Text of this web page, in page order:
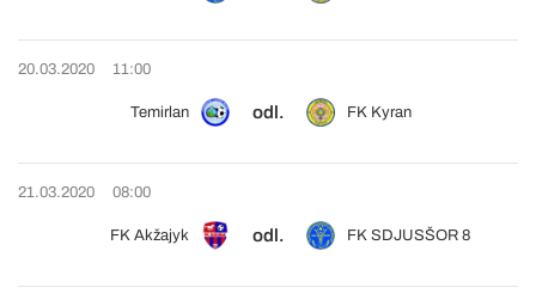
20.03.2020 11:00
Temirlan odl. FK Kyran
21.03.2020 08:00
FK Akžajyk odl. FK SDJUSŠOR 8